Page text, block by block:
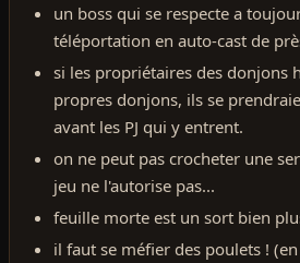
un boss qui se respecte a
téléportation en auto-cast de
si les propriétaires des donjons
propres donjons, ils se
avant les PJ qui y entrent.
on ne peut pas crocheter une
jeu ne l'autorise pas...
feuille morte est un sort bien
il faut se méfier des poulets !